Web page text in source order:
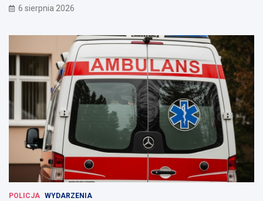
6 sierpnia 2026
POLICJA WYDARZENIA